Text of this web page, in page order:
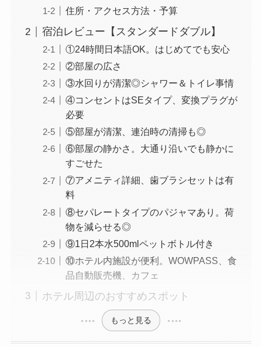
住所・アクセス方法・予算
宿泊レビュー【スタンダードダブル】
①24時間日本語OK。はじめてでも安心
②部屋の広さ
③水回りが清潔◎シャワー＆トイレ事情
④コンセントはSEタイプ、変換プラグが
必要
⑤部屋が清潔、連泊時の清掃も◎
⑥部屋の静かさ。大通り沿いでも静かに
すごせた
⑦アメニティ詳細、歯ブラシセットは有
料
⑧セパレートタイプのパジャマあり。荷
物を減らせる◎
⑨1日2本水500mlペットボトル付き
⑩ホテル内施設が便利。WOWPASS、食
品自動販売機、カフェ
ホテル周辺のおすすめスポット
もっと見る